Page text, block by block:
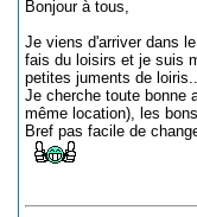
Bonjour à tous,
Je viens d'arriver dans
fais du loisirs et je suis
petites juments de
Je cherche toute bonne
même location), les
Bref pas facile de